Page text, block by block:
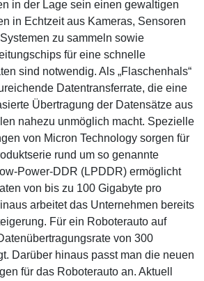
in der Lage sein einen gewaltigen
in Echtzeit aus Kameras, Sensoren
zu sammeln sowie
für eine schnelle
sind notwendig. Als „Flaschenhals“
Datentransferrate, die eine
Übertragung der Datensätze aus
nahezu unmöglich macht. Spezielle
von Micron Technology sorgen für
rund um so genannte
Power-DDR (LPDDR) ermöglicht
von bis zu 100 Gigabyte pro
arbeitet das Unternehmen bereits
Für ein Roboterauto auf
von 300
Darüber hinaus passt man die neuen
für das Roboterauto an. Aktuell